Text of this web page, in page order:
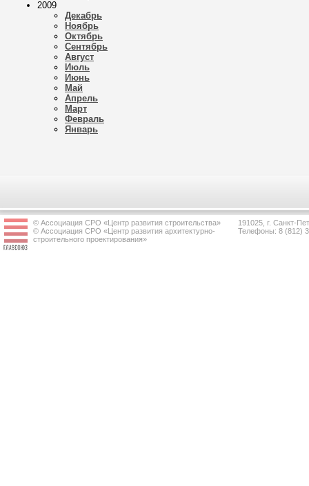
2009
Декабрь
Ноябрь
Октябрь
Сентябрь
Август
Июль
Июнь
Май
Апрель
Март
Февраль
Январь
© Ассоциация СРО «Центр развития строительства»
© Ассоциация СРО «Центр развития архитектурно-
строительного проектирования»
191025, г. Санкт-
Телефоны: 8 (812)